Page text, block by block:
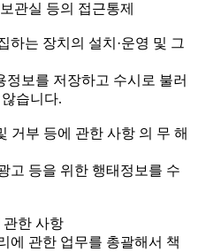
관실 등의 접근통제
하는 장치의 설치·운영 및 그
보를 저장하고 수시로 불러
않습니다.
거부 등에 관한 사항 의 무 해
고 등을 위한 행태정보를 수
관한 사항
에 관한 업무를 총괄해서 책